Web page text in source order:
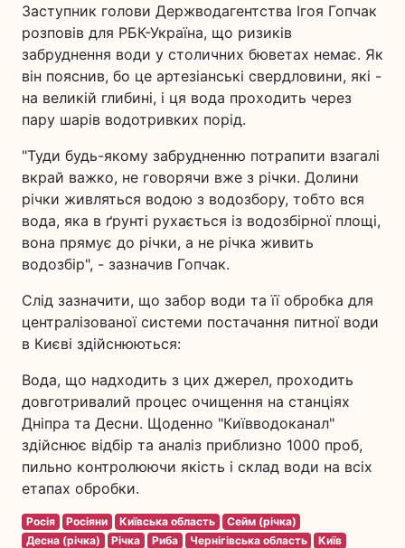
Заступник голови Держводагентства Ігоя Гопчак
розповів для РБК-Україна, що ризиків
забруднення води у столичних бюветах немає. Як
він пояснив, бо це артезіанські свердловини, які -
на великій глибині, і ця вода проходить через
пару шарів водотривких порід.
"Туди будь-якому забрудненню потрапити взагалі
вкрай важко, не говорячи вже з річки. Долини
річки живляться водою з водозбору, тобто вся
вода, яка в ґрунті рухається із водозбірної площі,
вона прямує до річки, а не річка живить
водозбір", - зазначив Гопчак.
Слід зазначити, що забор води та її обробка для
централізованої системи постачання питної води
в Києві здійснюються:
Вода, що надходить з цих джерел, проходить
довготривалий процес очищення на станціях
Дніпра та Десни. Щоденно "Київводоканал"
здійснює відбір та аналіз приблизно 1000 проб,
пильно контролюючи якість і склад води на всіх
етапах обробки.
Росія Росіяни Київська область
Сейм (річка)
Десна (річка)
Річка Риба Чернігівська область
Київ